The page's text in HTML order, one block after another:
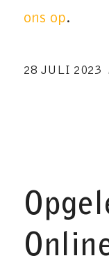
ons op.
28 JULI 2023